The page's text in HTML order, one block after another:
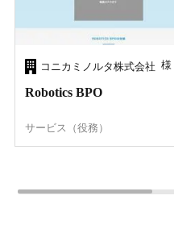
コニカミノルタ株式会社 様
Robotics BPO
サービス（役務）